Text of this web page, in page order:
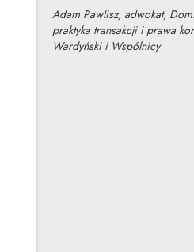
Adam Pawlisz, adwokat,
praktyka transakcji i prawa
Wardyński i Wspólnicy